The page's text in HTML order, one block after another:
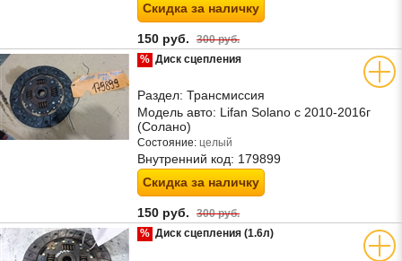
Скидка за наличку
150 руб. 300 руб.
% Диск сцепления
Раздел: Трансмиссия
Модель авто: Lifan Solano с 2010-2016г
(Солано)
Состояние: целый
Внутренний код: 179899
Скидка за наличку
150 руб. 300 руб.
% Диск сцепления (1.6л)